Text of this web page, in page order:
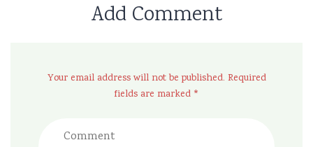
Add Comment
Your email address will not be published. Required
fields are marked *